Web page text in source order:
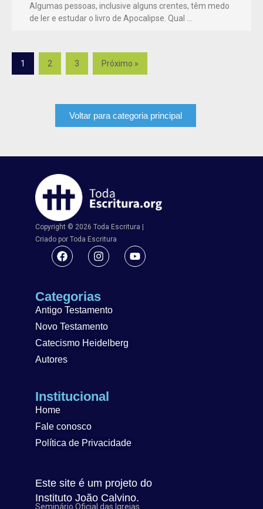
Algumas pessoas, inclusive alguns crentes, têm medo
de ler e estudar o livro de Apocalipse. Qual …
1 2 3 Próximo »
Voltar para categoria principal
Copyright © 2026 Toda Escritura |
Criado por Toda Escritura
Categorias
Antigo Testamento
Novo Testamento
Catecismo Heidelberg
Autores
Institucional
Home
Fale conosco
Política de Privacidade
Este site é um projeto do
Instituto João Calvino.
Seminário Oficial das Igrejas